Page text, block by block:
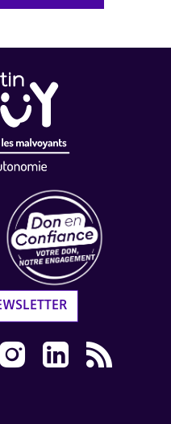
AVH dans une
Facebook AVH dans
sur X AVH dans une
suivre sur Instagram
Nous suivre sur
Flux RSS